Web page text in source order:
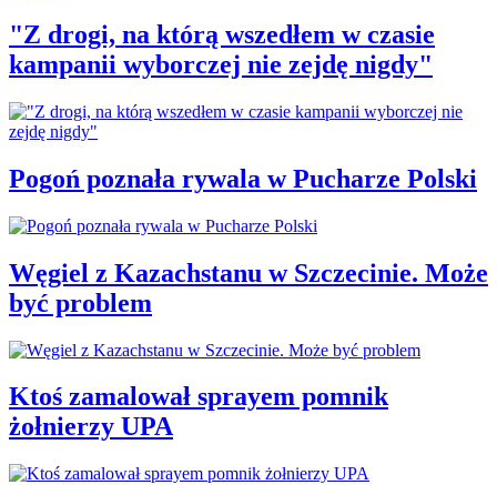
"Z drogi, na którą wszedłem w czasie
kampanii wyborczej nie zejdę nigdy"
Pogoń poznała rywala w Pucharze Polski
Węgiel z Kazachstanu w Szczecinie. Może
być problem
Ktoś zamalował sprayem pomnik
żołnierzy UPA